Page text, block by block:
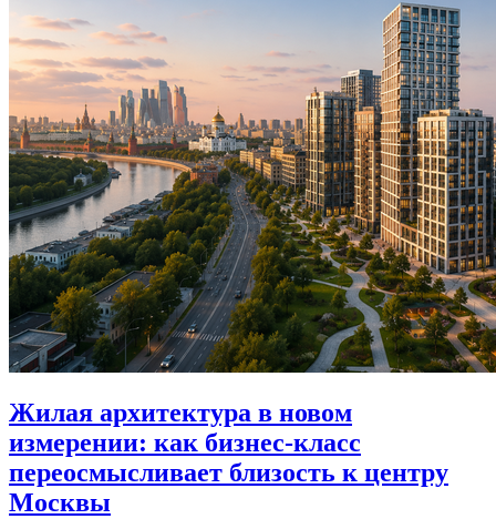
Жилая архитектура в новом
измерении: как бизнес-класс
переосмысливает близость к центру
Москвы